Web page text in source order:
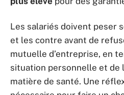
Les salariés doivent peser
et les contre avant de
mutuelle d’entreprise, en
situation personnelle et de
matière de santé. Une